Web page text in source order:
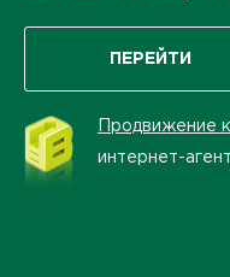
ПЕРЕЙТИ
Продвижение
интернет-